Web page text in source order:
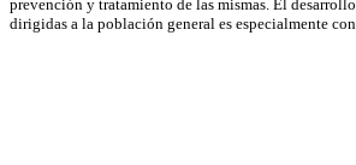
prevención y tratamiento de las mismas. El
dirigidas a la población general es especialmente